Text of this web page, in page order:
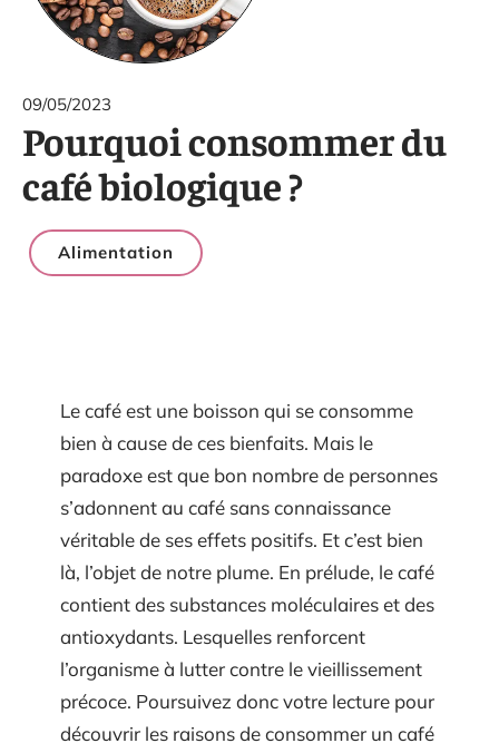
09/05/2023
Pourquoi consommer du
café biologique ?
Alimentation
Le café est une boisson qui se consomme
bien à cause de ces bienfaits. Mais le
paradoxe est que bon nombre de personnes
s’adonnent au café sans connaissance
véritable de ses effets positifs. Et c’est bien
là, l’objet de notre plume. En prélude, le café
contient des substances moléculaires et des
antioxydants. Lesquelles renforcent
l’organisme à lutter contre le vieillissement
précoce. Poursuivez donc votre lecture pour
découvrir les raisons de consommer un café